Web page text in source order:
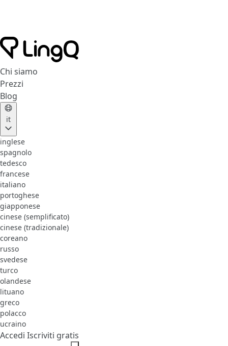
Chi siamo
Prezzi
Blog
it
inglese
spagnolo
tedesco
francese
italiano
portoghese
giapponese
cinese (semplificato)
cinese (tradizionale)
coreano
russo
svedese
turco
olandese
lituano
greco
polacco
ucraino
Accedi Iscriviti gratis